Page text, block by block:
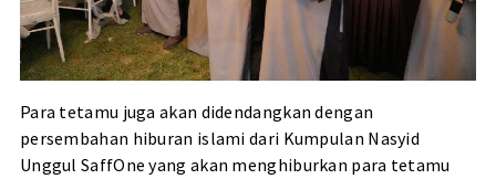
Para tetamu juga akan didendangkan dengan
persembahan hiburan islami dari Kumpulan Nasyid
Unggul SaffOne yang akan menghiburkan para tetamu